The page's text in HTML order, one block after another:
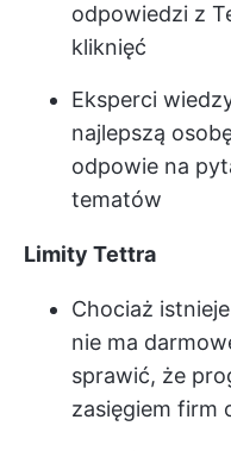
odpowiedzi z
kliknięć
Eksperci
najlepszą
odpowie na
tematów
Limity Tettra
Chociaż
nie ma
sprawić, że
zasięgiem firm